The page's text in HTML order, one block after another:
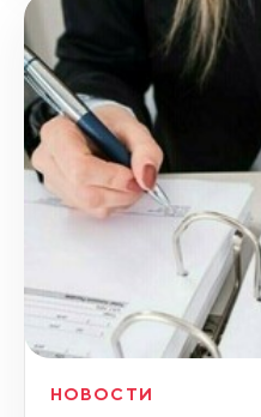
НОВОСТИ